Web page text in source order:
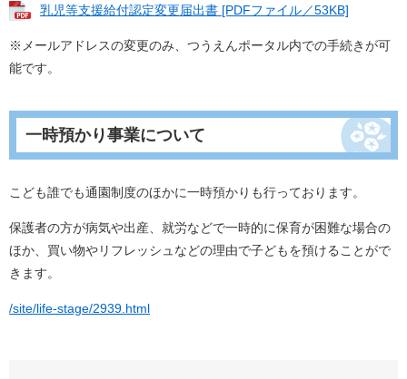
乳児等支援給付認定変更届出書 [PDFファイル／53KB]
※メールアドレスの変更のみ、つうえんポータル内での手続きが可
能です。
一時預かり事業について
こども誰でも通園制度のほかに一時預かりも行っております。
保護者の方が病気や出産、就労などで一時的に保育が困難な場合の
ほか、買い物やリフレッシュなどの理由で子どもを預けることがで
きます。
/site/life-stage/2939.html